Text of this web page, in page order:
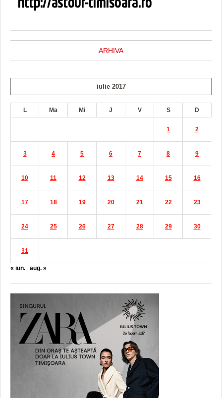
ARHIVA
iulie 2017
L Ma Mi J V S D
1 2
3 4 5 6 7 8 9
10 11 12 13 14 15 16
17 18 19 20 21 22 23
24 25 26 27 28 29 30
31
« iun. aug. »